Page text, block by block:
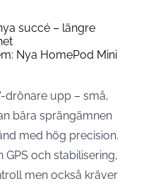
succé – längre
Nya HomePod Mini
drönare upp – små,
bära sprängämnen
med hög precision.
och stabilisering,
men också kräver